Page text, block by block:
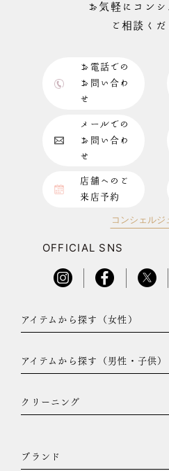
お気軽にコン
ご相談くだ
お電話での
お問い合わ
せ
メールでの
お問い合わ
せ
店舗へのご
来店予約
コンシェルジ
OFFICIAL SNS
アイテムから探す（女性）
アイテムから探す（男性・子供）
クリーニング
ブランド